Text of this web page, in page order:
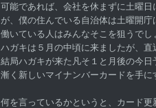
可能であれば、会社を休まずに土曜
が、僕の住んでいる自治体は土曜開
働いている人はみんなそこを狙うでし
ハガキは５月の中頃に来ましたが、
結局ハガキが来た凡そ１と月後の今日
漸く新しいマイナンバーカードを手
何を言っているかというと、カード